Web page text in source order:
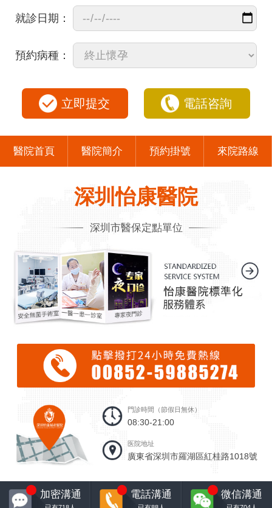
就診日期：
預約病種：
立即提交 電話咨詢
醫院首頁 醫院簡介 預約掛號 來院路線
深圳怡康醫院
深圳市醫保定點單位
門診時間（節假日無休）
08:30-21:00
医院地址
廣東省深圳市羅湖區紅桂路1018號
加密溝通 電話溝通 微信溝通